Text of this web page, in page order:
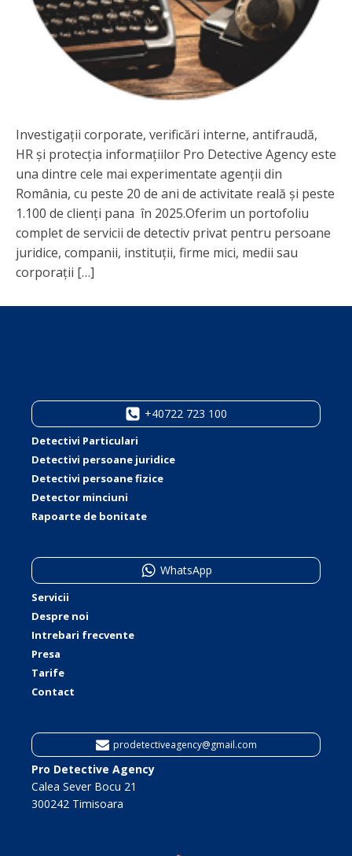
Investigații corporate, verificări interne, antifraudă,
HR și protecția informațiilor Pro Detective Agency este
una dintre cele mai experimentate agenții din
România, cu peste 20 de ani de activitate reală și peste
1.100 de clienți pana în 2025.Oferim un portofoliu
complet de servicii de detectiv privat pentru persoane
juridice, companii, instituții, firme mici, medii sau
corporații […]
+40722 723 100
Detectivi Particulari
Detectivi persoane juridice
Detectivi persoane fizice
Detector minciuni
Rapoarte de bonitate
WhatsApp
Servicii
Despre noi
Intrebari frecvente
Presa
Tarife
Contact
prodetectiveagency@gmail.com
Pro Detective Agency
Calea Sever Bocu 21
300242 Timisoara